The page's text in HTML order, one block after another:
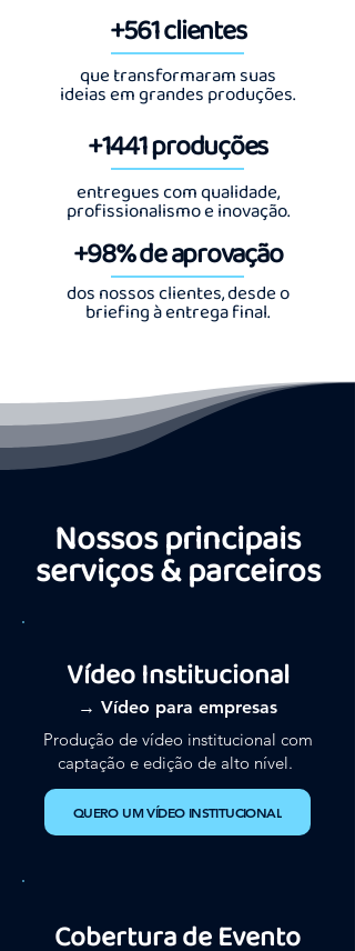
+561 clientes
que transformaram suas
ideiasem grandes produções.
+1441 produções
entregues com qualidade,
profissionalismo e inovação.
+98% de aprovação
dos nossos clientes, desdeo
briefing à entrega final.
Nossos principais
serviços & parceiros
Vídeo Institucional
→ Vídeo para empresas
Produção de vídeo institucional com
captação e edição de alto nível.
QUERO UM VÍDEO INSTITUCIONAL
Cobertura de Evento